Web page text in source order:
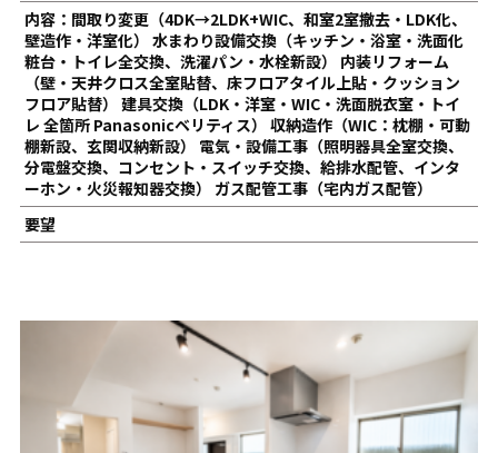
内容：間取り変更（4DK→2LDK+WIC、和室2室撤去・LDK化、
壁造作・洋室化） 水まわり設備交換（キッチン・浴室・洗面化
粧台・トイレ全交換、洗濯パン・水栓新設） 内装リフォーム
（壁・天井クロス全室貼替、床フロアタイル上貼・クッション
フロア貼替） 建具交換（LDK・洋室・WIC・洗面脱衣室・トイ
レ 全箇所 Panasonicベリティス） 収納造作（WIC：枕棚・可動
棚新設、玄関収納新設） 電気・設備工事（照明器具全室交換、
分電盤交換、コンセント・スイッチ交換、給排水配管、インタ
ーホン・火災報知器交換） ガス配管工事（宅内ガス配管）
要望